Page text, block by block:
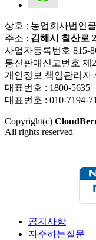
상호 : 농업회사법인
주소 : 김해시 칠산로
사업자등록번호 815-
통신판매신고번호 제
개인정보 책임관리자
대표번호 : 1800-5635
대표번호 : 010-7194-
Copyright(c)
All rights reserved
공지사항
자주하는질문